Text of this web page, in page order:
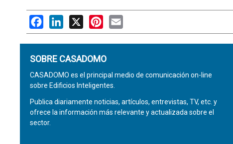
FacebookLinkedIn
X PinterestEmail
SOBRE CASADOMO
CASADOMO es el principal medio de comunicación on-line
sobre Edificios Inteligentes.
Publica diariamente noticias, artículos, entrevistas, TV, etc. y
ofrece la información más relevante y actualizada sobre el
sector.